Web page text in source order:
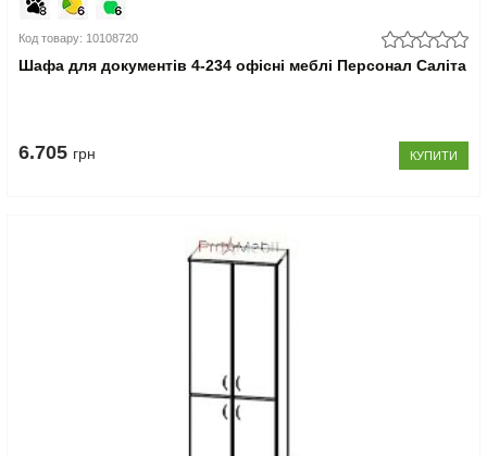
Код товару: 10108720
Шафа для документів 4-234 офісні меблі Персонал Саліта
6.705 грн КУПИТИ